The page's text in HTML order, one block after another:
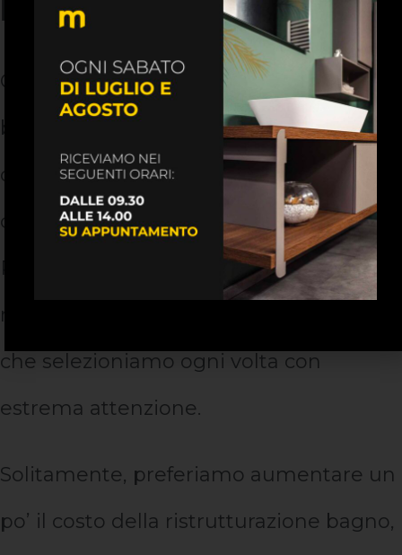
Mostra del Bagno
Quando si tratta di ristrutturazione del
bagno, mettiamo a disposizione dei
clienti professionalità ed eccellenza,
competenze ed esperienza.
Proponiamo arredi di qualità, ma anche
materiali eleganti, duraturi e resistenti,
che selezioniamo ogni volta con
estrema attenzione.
Solitamente, preferiamo aumentare un
po’ il costo della ristrutturazione bagno,